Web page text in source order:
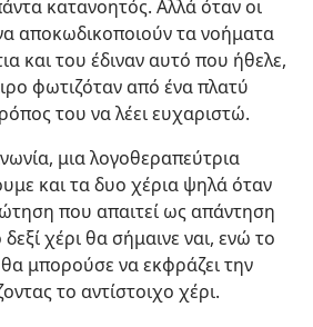
κατανοητός. Αλλά όταν οι
αποκωδικοποιούν τα νοήματα
και του έδιναν αυτό που ήθελε,
φωτιζόταν από ένα πλατύ
του να λέει ευχαριστώ.
μια λογοθεραπεύτρια
και τα δυο χέρια ψηλά όταν
που απαιτεί ως απάντηση
χέρι θα σήμαινε ναι, ενώ το
μπορούσε να εκφράζει την
το αντίστοιχο χέρι.